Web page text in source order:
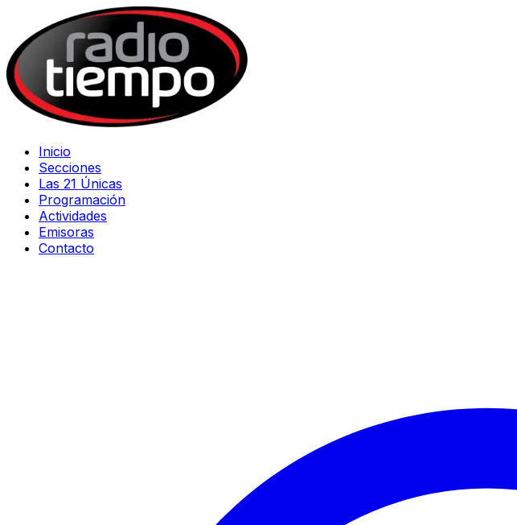
Inicio
Secciones
Las 21 Únicas
Programación
Actividades
Emisoras
Contacto